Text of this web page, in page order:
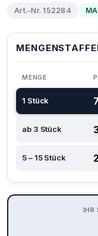
Art.-Nr. 152284
MENGE
1 Stück
ab 3 Stück
5 – 15 Stück
IHR